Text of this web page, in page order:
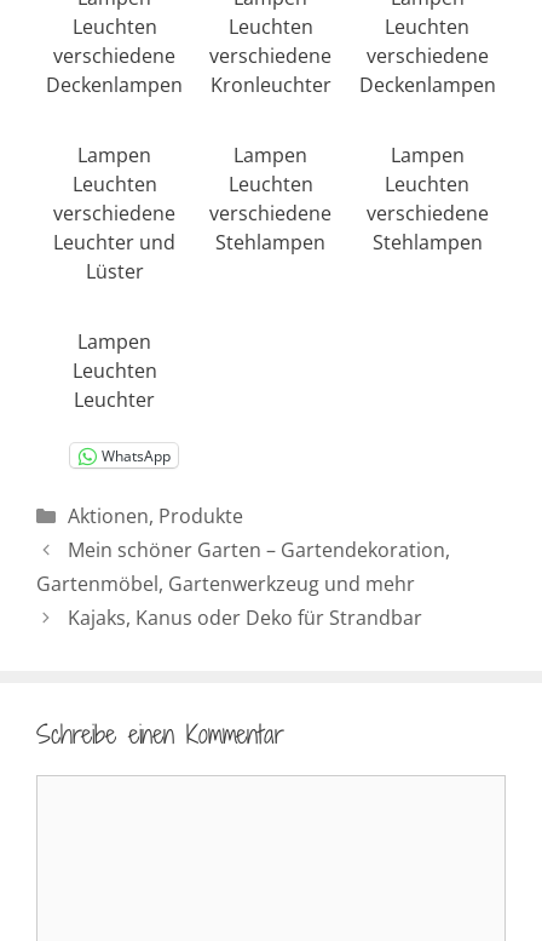
Leuchten
verschiedene
Deckenlampen
Leuchten
verschiedene
Kronleuchter
Leuchten
verschiedene
Deckenlampen
Lampen
Leuchten
verschiedene
Leuchter und
Lüster
Lampen
Leuchten
verschiedene
Stehlampen
Lampen
Leuchten
verschiedene
Stehlampen
Lampen
Leuchten
Leuchter
WhatsApp
Kategorien
Aktionen, Produkte
Mein schöner Garten – Gartendekoration,
Gartenmöbel, Gartenwerkzeug und mehr
Kajaks, Kanus oder Deko für Strandbar
Schreibe einen Kommentar